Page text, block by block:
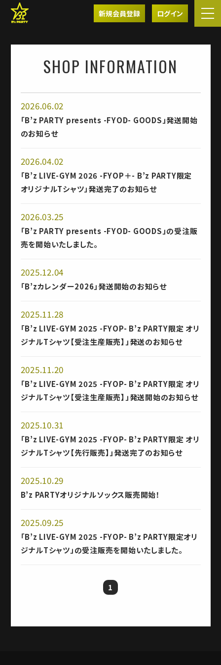
新規会員登録 ログイン
SHOP INFORMATION
2026.06.02
「B’z PARTY presents -FYOD- GOODS」発送開始
のお知らせ
2026.04.02
「B’z LIVE-GYM 2026 -FYOP＋- B’z PARTY限定
オリジナルTシャツ」発送完了のお知らせ
2026.03.25
「B’z PARTY presents -FYOD- GOODS」の受注販
売を開始いたしました。
2025.12.04
「B’zカレンダー2026」発送開始のお知らせ
2025.11.28
「B’z LIVE-GYM 2025 -FYOP- B’z PARTY限定 オリ
ジナルTシャツ【受注生産販売】」発送のお知らせ
2025.11.20
「B’z LIVE-GYM 2025 -FYOP- B’z PARTY限定 オリ
ジナルTシャツ【受注生産販売】」発送開始のお知らせ
2025.10.31
「B’z LIVE-GYM 2025 -FYOP- B’z PARTY限定 オリ
ジナルTシャツ【先行販売】」発送完了のお知らせ
2025.10.29
B’z PARTYオリジナルソックス販売開始！
2025.09.25
「B’z LIVE-GYM 2025 -FYOP- B’z PARTY限定オリ
ジナルTシャツ」の受注販売を開始いたしました。
1